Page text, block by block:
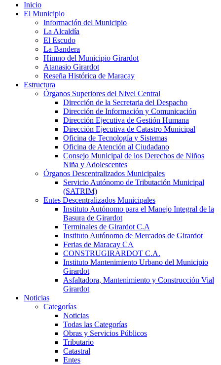
Inicio
El Municipio
Información del Municipio
La Alcaldía
El Escudo
La Bandera
Himno del Municipio Girardot
Atanasio Girardot
Reseña Histórica de Maracay
Estructura
Órganos Superiores del Nivel Central
Dirección de la Secretaria del Despacho
Dirección de Información y Comunicación
Dirección Ejecutiva de Gestión Humana
Dirección Ejecutiva de Catastro Municipal
Oficina de Tecnología y Sistemas
Oficina de Atención al Ciudadano
Consejo Municipal de los Derechos de Niños
Niña y Adolescentes
Órganos Descentralizados Municipales
Servicio Autónomo de Tributación Municipal
(SATRIM)
Entes Descentralizados Municipales
Instituto Autónomo para el Manejo Integral de la
Basura de Girardot
Terminales de Girardot C.A
Instituto Autónomo de Mercados de Girardot
Ferias de Maracay CA
CONSTRUGIRARDOT C.A.
Instituto Mantenimiento Urbano del Municipio
Girardot
Asfaltadora, Mantenimiento y Construcción Vial
Girardot
Noticias
Categorías
Noticias
Todas las Categorías
Obras y Servicios Públicos
Tributario
Catastral
Entes